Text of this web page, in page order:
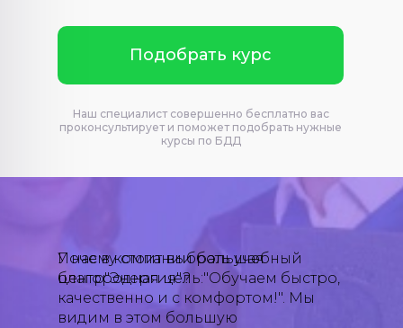
Наш специалист совершенно бесплатно вас
проконсультирует и поможет подобрать нужные
курсы по БДД
Подобрать курс
Почему стоит выбрать учебный
центр"Энергия"?
У нас в компании большая
благородная цель:"Обучаем быстро,
качественно и с комфортом!". Мы
видим в этом большую